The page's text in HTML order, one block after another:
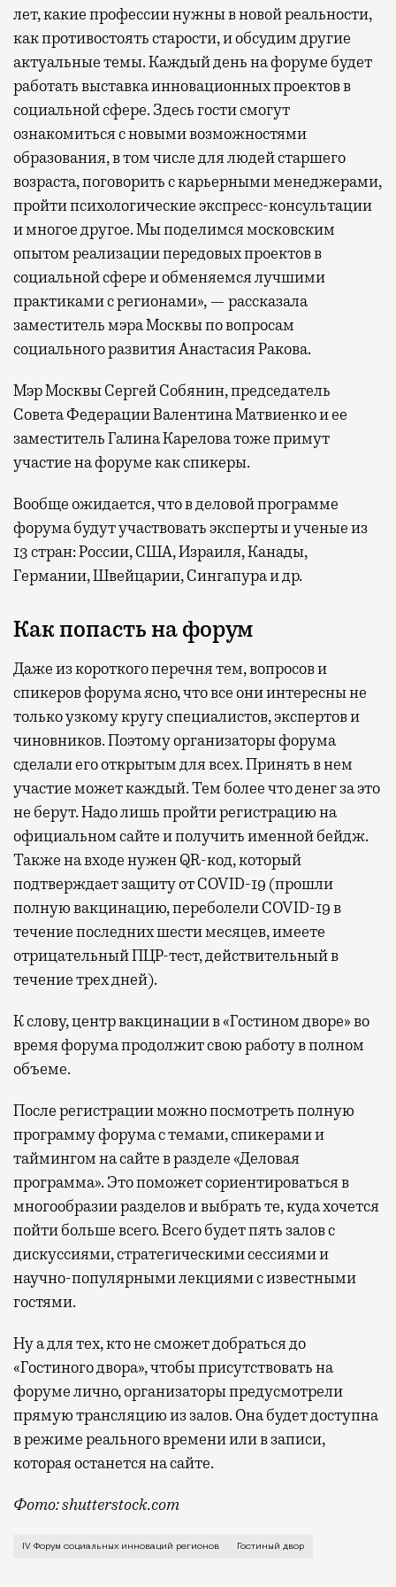
лет, какие профессии нужны в новой реальности,
как противостоять старости, и обсудим другие
актуальные темы. Каждый день на форуме будет
работать выставка инновационных проектов в
социальной сфере. Здесь гости смогут
ознакомиться с новыми возможностями
образования, в том числе для людей старшего
возраста, поговорить с карьерными менеджерами,
пройти психологические экспресс-консультации
и многое другое. Мы поделимся московским
опытом реализации передовых проектов в
социальной сфере и обменяемся лучшими
практиками с регионами», — рассказала
заместитель мэра Москвы по вопросам
социального развития Анастасия Ракова.
Мэр Москвы Сергей Собянин, председатель
Совета Федерации Валентина Матвиенко и ее
заместитель Галина Карелова тоже примут
участие на форуме как спикеры.
Вообще ожидается, что в деловой программе
форума будут участвовать эксперты и ученые из
13 стран: России, США, Израиля, Канады,
Германии, Швейцарии, Сингапура и др.
Как попасть на форум
Даже из короткого перечня тем, вопросов и
спикеров форума ясно, что все они интересны не
только узкому кругу специалистов, экспертов и
чиновников. Поэтому организаторы форума
сделали его открытым для всех. Принять в нем
участие может каждый. Тем более что денег за это
не берут. Надо лишь пройти регистрацию на
официальном сайте и получить именной бейдж.
Также на входе нужен QR-код, который
подтверждает защиту от COVID-19 (прошли
полную вакцинацию, переболели COVID-19 в
течение последних шести месяцев, имеете
отрицательный ПЦР-тест, действительный в
течение трех дней).
К слову, центр вакцинации в «Гостином дворе» во
время форума продолжит свою работу в полном
объеме.
После регистрации можно посмотреть полную
программу форума с темами, спикерами и
таймингом на сайте в разделе «Деловая
программа». Это поможет сориентироваться в
многообразии разделов и выбрать те, куда хочется
пойти больше всего. Всего будет пять залов с
дискуссиями, стратегическими сессиями и
научно-популярными лекциями с известными
гостями.
Ну а для тех, кто не сможет добраться до
«Гостиного двора», чтобы присутствовать на
форуме лично, организаторы предусмотрели
прямую трансляцию из залов. Она будет доступна
в режиме реального времени или в записи,
которая останется на сайте.
Фото: shutterstock.com
С 9 по 11 сентября в «Гостином дворе» пройдет
IV Форум социальных инноваций регионов Гостиный двор